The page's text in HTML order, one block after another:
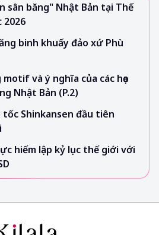
sân băng" Nhật Bản tại Thế
2026
binh khuấy đảo xứ Phù
và ý nghĩa của các họa
Nhật Bản (P.2)
tốc Shinkansen đầu tiên
hiếm lập kỷ lục thế giới với